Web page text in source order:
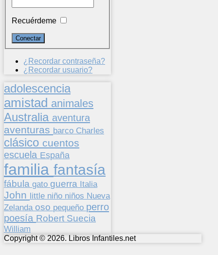
Recuérdeme
¿Recordar contraseña?
¿Recordar usuario?
adolescencia
amistad animales
Australia aventura
aventuras barco Charles
clásico cuentos
escuela España
familia fantasía
fábula gato guerra Italia
John little niño niños Nueva
Zelanda oso pequeño perro
poesía Robert Suecia
William
Copyright © 2026. Libros Infantiles.net